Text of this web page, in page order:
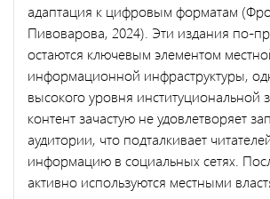
адаптация к цифровым форматам
Пивоварова, 2024). Эти издания по-
остаются ключевым элементом
информационной инфраструктуры,
высокого уровня институциональной
контент зачастую не удовлетворяет
аудитории, что подталкивает
информацию в социальных сетях.
активно используются местными